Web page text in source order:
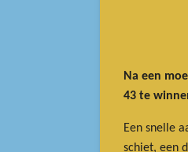
Na een
43 te
Een snelle
schiet, een